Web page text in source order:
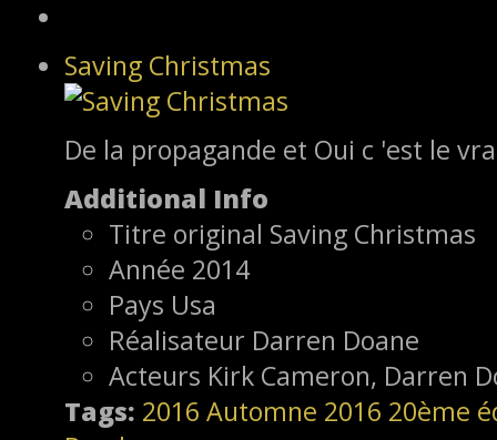
Saving Christmas
De la propagande et Oui c 'est le
Additional Info
Titre original Saving Christmas
Année 2014
Pays Usa
Réalisateur Darren Doane
Acteurs Kirk Cameron, Darren
Tags: 2016 Automne 2016 20ème